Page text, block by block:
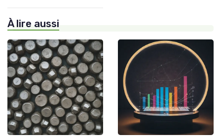
À lire aussi